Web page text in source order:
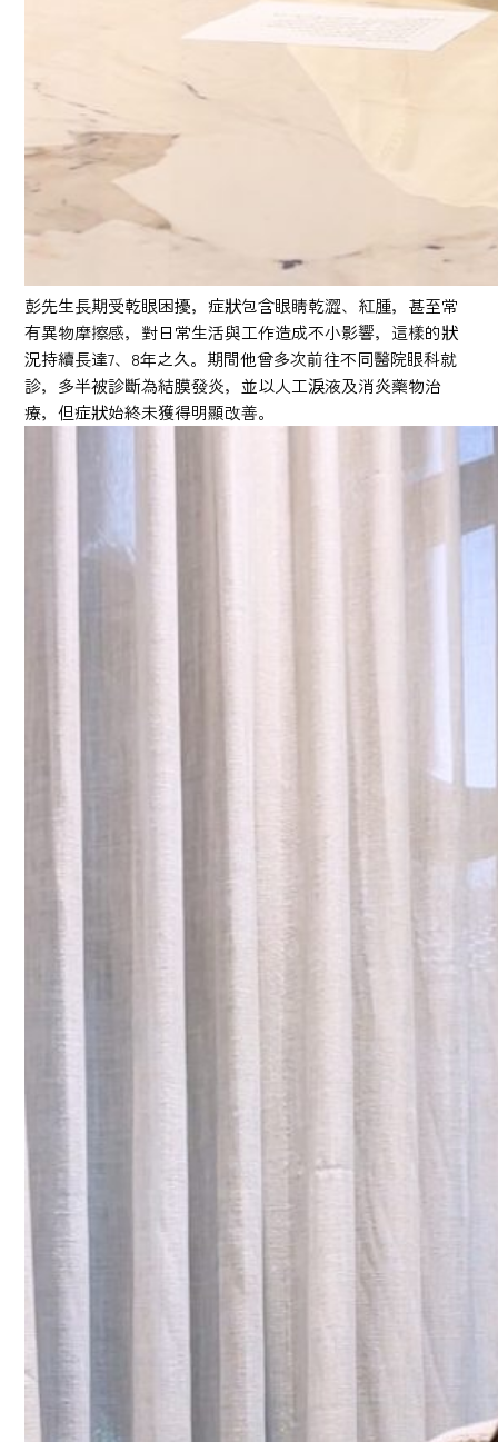
彭先生長期受乾眼困擾，症狀包含眼睛乾澀、紅腫，甚至常
有異物摩擦感，對日常生活與工作造成不小影響，這樣的狀
況持續長達7、8年之久。期間他曾多次前往不同醫院眼科就
診，多半被診斷為結膜發炎，並以人工淚液及消炎藥物治
療，但症狀始終未獲得明顯改善。